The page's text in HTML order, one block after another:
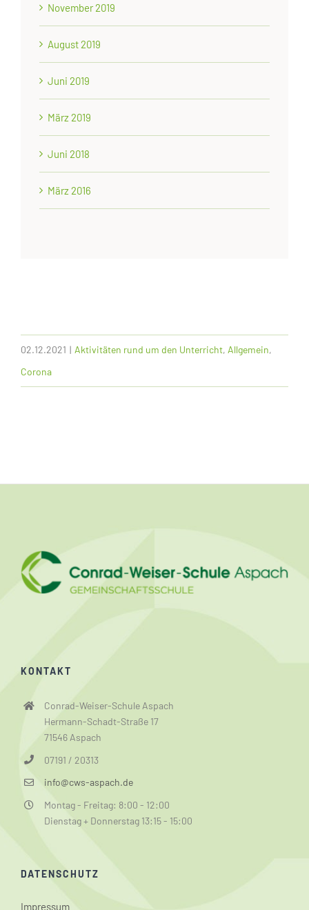
November 2019
August 2019
Juni 2019
März 2019
Juni 2018
März 2016
02.12.2021 | Aktivitäten rund um den Unterricht, Allgemein,
Corona
KONTAKT
Conrad-Weiser-Schule Aspach
Hermann-Schadt-Straße 17
71546 Aspach
07191 / 20313
info@cws-aspach.de
Montag - Freitag: 8:00 - 12:00
Dienstag + Donnerstag 13:15 - 15:00
DATENSCHUTZ
Impressum